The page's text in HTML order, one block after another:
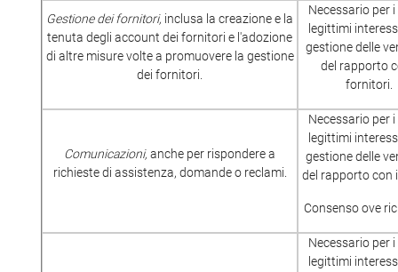
Gestione dei fornitori, inclusa la creazione e la
tenuta degli account dei fornitori e l'adozione
di altre misure volte a promuovere la gestione
dei fornitori.
Necessario per
legittimi
gestione delle
del rapporto
fornitori.
Comunicazioni, anche per rispondere a
richieste di assistenza, domande o reclami.
Necessario per
legittimi
gestione delle
del rapporto con
Consenso ove
Necessario per
legittimi